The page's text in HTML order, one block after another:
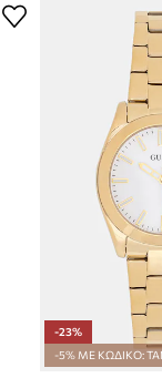
κατασκευαστή
Κατασκευαστής
-23%
-5% ΜΕ ΚΩΔΙΚΟ: